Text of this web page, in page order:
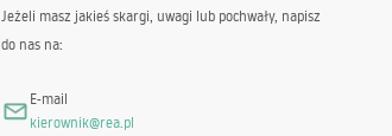
Jeżeli masz jakieś skargi, uwagi lub pochwały, napisz
do nas na:
E-mail
kierownik@rea.pl